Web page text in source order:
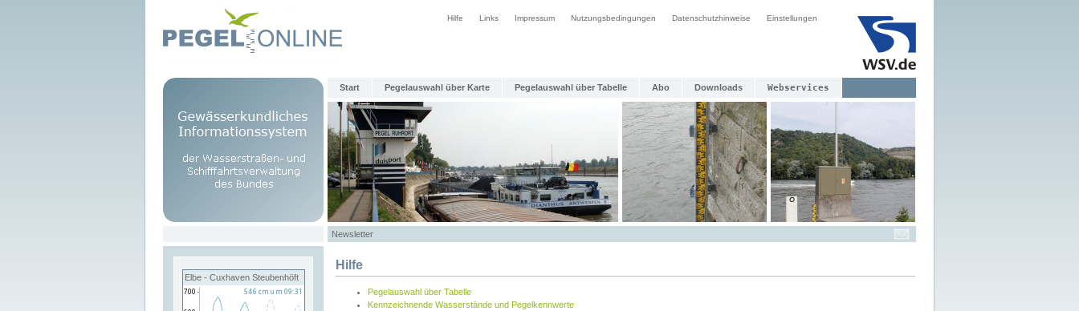
Hilfe Links Impressum Nutzungsbedingungen Datenschutzhinweise Einstellungen
Start Pegelauswahl über Karte Pegelauswahl über Tabelle Abo Downloads Webservices
Newsletter
Elbe - Cuxhaven Steubenhöft
Hilfe
Pegelauswahl über Tabelle
Kennzeichnende Wasserstände und Pegelkennwerte